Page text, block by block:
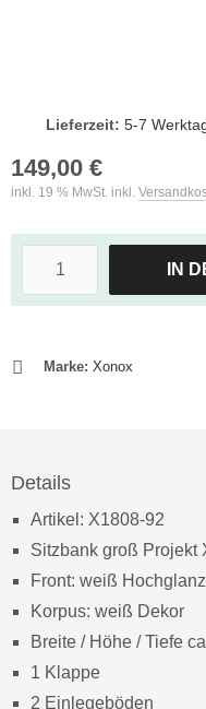
Lieferzeit: 5-7
149,00 €
inkl. 19 % MwSt. inkl.
IN
Marke: Xonox
Details
Artikel: X1808-92
Sitzbank groß Projekt
Front: weiß Hochglanz
Korpus: weiß Dekor
Breite / Höhe / Tiefe
1 Klappe
2 Einlegeböden